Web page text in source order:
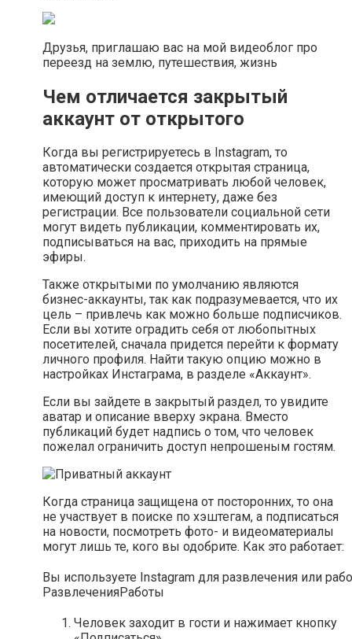
Друзья, приглашаю вас на мой видеоблог про
переезд на землю, путешествия, жизнь
Чем отличается закрытый
аккаунт от открытого
Когда вы регистрируетесь в Instagram, то
автоматически создается открытая страница,
которую может просматривать любой человек,
имеющий доступ к интернету, даже без
регистрации. Все пользователи социальной сети
могут видеть публикации, комментировать их,
подписываться на вас, приходить на прямые
эфиры.
Также открытыми по умолчанию являются
бизнес-аккаунты, так как подразумевается, что их
цель – привлечь как можно больше подписчиков.
Если вы хотите оградить себя от любопытных
посетителей, сначала придется перейти к формату
личного профиля. Найти такую опцию можно в
настройках Инстаграма, в разделе «Аккаунт».
Если вы зайдете в закрытый раздел, то увидите
аватар и описание вверху экрана. Вместо
публикаций будет надпись о том, что человек
пожелал ограничить доступ непрошеным гостям.
Когда страница защищена от посторонних, то она
не участвует в поиске по хэштегам, а подписаться
на новости, посмотреть фото- и видеоматериалы
могут лишь те, кого вы одобрите. Как это работает:
Вы используете Instagram для развлечения или
РазвлеченияРаботы
Человек заходит в гости и нажимает кнопку